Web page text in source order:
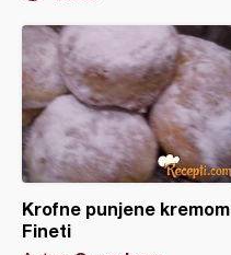
Krofne punjene kremom
Fineti